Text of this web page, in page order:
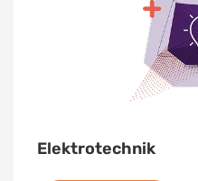
Elektrotechnik